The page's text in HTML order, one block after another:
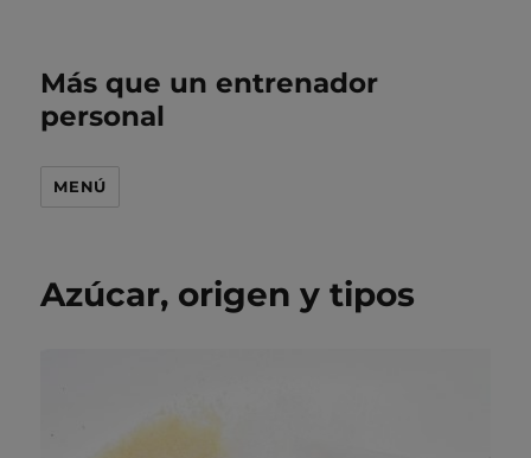
Más que un entrenador
personal
MENÚ
Azúcar, origen y tipos